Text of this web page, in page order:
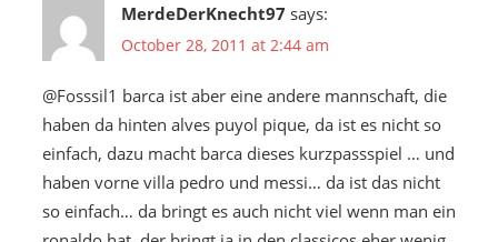
MerdeDerKnecht97 says:
October 28, 2011 at 2:44 am
@Fosssil1 barca ist aber eine andere mannschaft, die
haben da hinten alves puyol pique, da ist es nicht so
einfach, dazu macht barca dieses kurzpassspiel … und
haben vorne villa pedro und messi… da ist das nicht
so einfach… da bringt es auch nicht viel wenn man ein